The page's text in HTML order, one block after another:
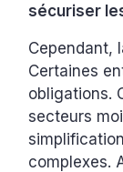
sécuriser
Cependant,
Certaines
obligations.
secteurs
complexes.